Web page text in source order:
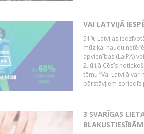
VAI LATVIJĀ
51% Latvijas
mūzikai naudu
apvienības (LaIPA)
2.jūlijā Cēsīs
tēmu “Vai Latvijā
pārstāvjiem spriedīs
3 SVARĪGAS
BLAKUSTIESĪBĀM